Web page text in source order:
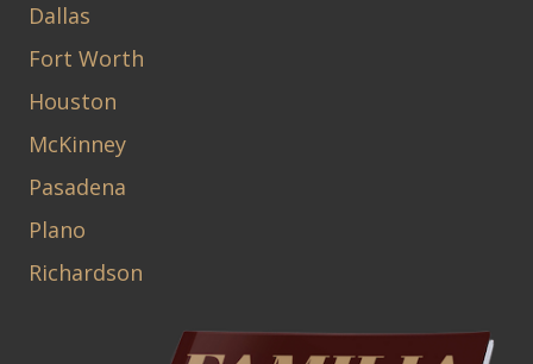
Dallas
Fort Worth
Houston
McKinney
Pasadena
Plano
Richardson